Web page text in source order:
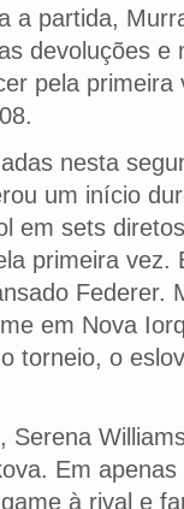
a partida,
devoluções e
pela primeira
nesta
um início
em sets
primeira vez.
Federer.
em Nova
torneio, o
Serena
Em
à rival e